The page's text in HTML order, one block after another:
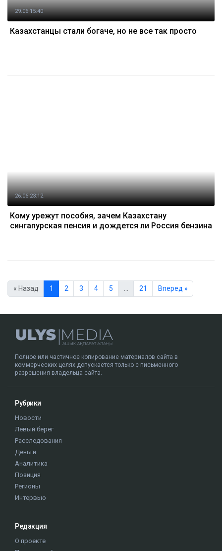
29.06 15:40
Казахстанцы стали богаче, но не все так просто
26.06 23:12
Кому урежут пособия, зачем Казахстану
сингапурская пенсия и дождется ли Россия бензина
« Назад 1 2 3 4 5 … 21 Вперед »
Полное или частичное копирование материалов сайта в
коммерческих целях допускается только с письменного
разрешения владельца сайта.
Рубрики
Новости
Левый берег
Расследования
Деньги
Аналитика
Позиция
Регионы
Интервью
Редакция
О проекте